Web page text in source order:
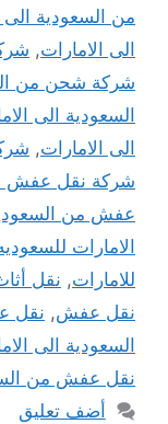
من السعودية الى
الى الامارات,
شركة شحن من
السعودية الى
الى الامارات,
شركة نقل عفش
عفش من
الامارات
للامارات, نقل
نقل عفش, نقل
السعودية الى
نقل عفش من
أضف تعليق